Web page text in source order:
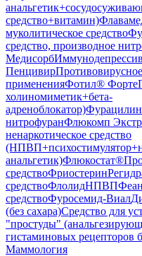
средство+витамин)
муколитическое средство
средство, производное
Медисорб
Пенцивир
примененияФотил® Форте
холиномиметик+бета-
адреноблокатор)Фурацилин
нитрофуранФлюкомп
ненаркотическое средство
анальгетик)Флюкостат®
средствоФриостерин
средствоФлолидНПВП
средствоФуросемид-Виал
(без сахара)Средство для
"простуды"
гистаминовых рецепторов
Маммология